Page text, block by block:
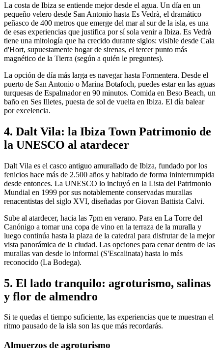
La costa de Ibiza se entiende mejor desde el agua. Un día en un
pequeño velero desde San Antonio hasta Es Vedrà, el dramático
peñasco de 400 metros que emerge del mar al sur de la isla, es una
de esas experiencias que justifica por sí sola venir a Ibiza. Es Vedrà
tiene una mitología que ha crecido durante siglos: visible desde Cala
d'Hort, supuestamente hogar de sirenas, el tercer punto más
magnético de la Tierra (según a quién le preguntes).
La opción de día más larga es navegar hasta Formentera. Desde el
puerto de San Antonio o Marina Botafoch, puedes estar en las aguas
turquesas de Espalmador en 90 minutos. Comida en Beso Beach, un
baño en Ses Illetes, puesta de sol de vuelta en Ibiza. El día balear
por excelencia.
4. Dalt Vila: la Ibiza Town Patrimonio de
la UNESCO al atardecer
Dalt Vila es el casco antiguo amurallado de Ibiza, fundado por los
fenicios hace más de 2.500 años y habitado de forma ininterrumpida
desde entonces. La UNESCO lo incluyó en la Lista del Patrimonio
Mundial en 1999 por sus notablemente conservadas murallas
renacentistas del siglo XVI, diseñadas por Giovan Battista Calvi.
Sube al atardecer, hacia las 7pm en verano. Para en La Torre del
Canónigo a tomar una copa de vino en la terraza de la muralla y
luego continúa hasta la plaza de la catedral para disfrutar de la mejor
vista panorámica de la ciudad. Las opciones para cenar dentro de las
murallas van desde lo informal (S'Escalinata) hasta lo más
reconocido (La Bodega).
5. El lado tranquilo: agroturismo, salinas
y flor de almendro
Si te quedas el tiempo suficiente, las experiencias que te muestran el
ritmo pausado de la isla son las que más recordarás.
Almuerzos de agroturismo